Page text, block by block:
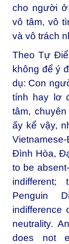
cho người ở
vô tâm, vô
và vô trách
Theo Tự
không để ý
dụ: Con
tính hay lơ
tâm,
ấy kể vậy,
Đình Hòa,
to be
Penguin
indifference
neutrality.
does not